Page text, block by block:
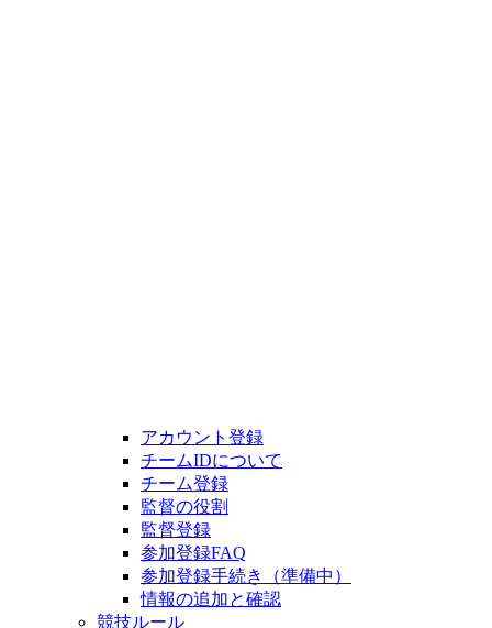
アカウント登録
チームIDについて
チーム登録
監督の役割
監督登録
参加登録FAQ
参加登録手続き（準備中）
情報の追加と確認
競技ルール